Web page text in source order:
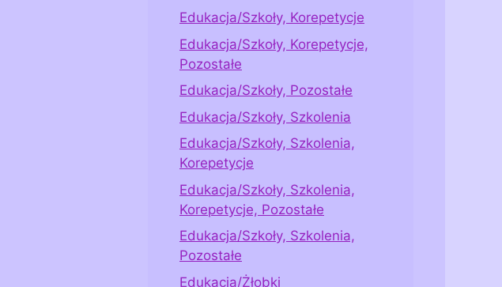
Edukacja/Szkoły, Korepetycje
Edukacja/Szkoły, Korepetycje,
Pozostałe
Edukacja/Szkoły, Pozostałe
Edukacja/Szkoły, Szkolenia
Edukacja/Szkoły, Szkolenia,
Korepetycje
Edukacja/Szkoły, Szkolenia,
Korepetycje, Pozostałe
Edukacja/Szkoły, Szkolenia,
Pozostałe
Edukacja/Żłobki